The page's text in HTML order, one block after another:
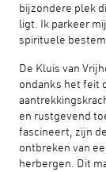
bijzondere plek
ligt. Ik parkeer
spirituele
De Kluis van
ondanks het feit
en rustgevend
fascineert, zijn
ontbreken van
herbergen. Dit